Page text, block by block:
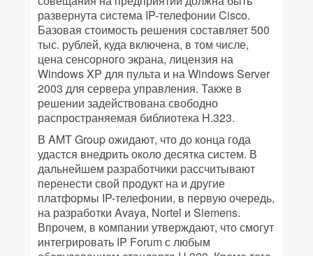
развернута система IP-телефонии Cisco.
Базовая стоимость решения составляет 500
тыс. рублей, куда включена, в том числе,
цена сенсорного экрана, лицензия на
Windows XP для пульта и на Windows Server
2003 для сервера управления. Также в
решении задействована свободно
распространяемая библиотека H.323.
В AMT Group ожидают, что до конца года
удастся внедрить около десятка систем. В
дальнейшем разработчики рассчитывают
перенести свой продукт на и другие
платформы IP-телефонии, в первую очередь,
на разработки Avaya, Nortel и Siemens.
Впрочем, в компании утверждают, что смогут
интегрировать IP Forum с любым